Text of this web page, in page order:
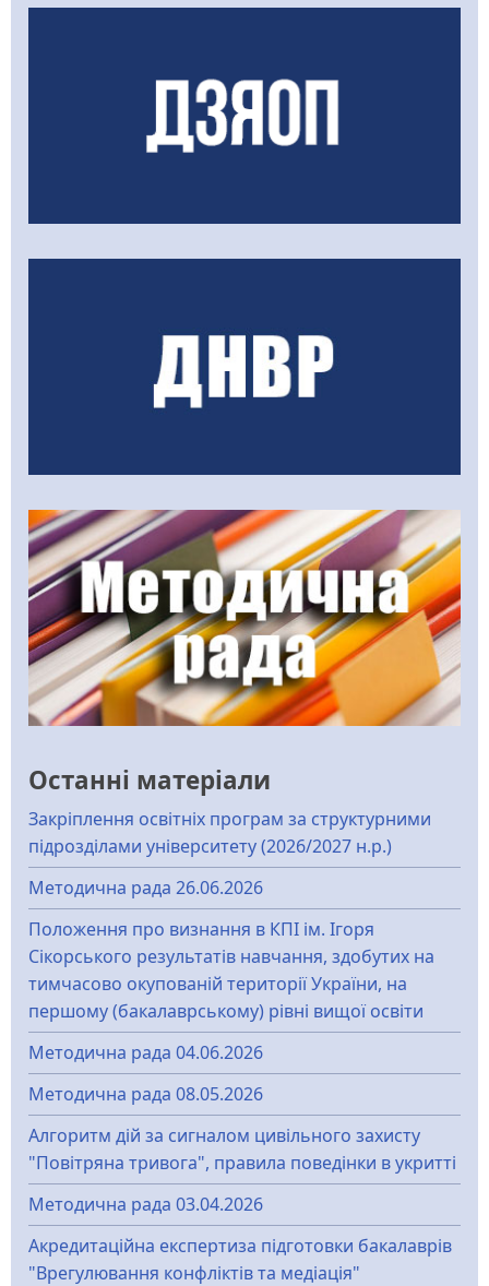
Останні матеріали
Закріплення освітніх програм за структурними
підрозділами університету (2026/2027 н.р.)
Методична рада 26.06.2026
Положення про визнання в КПІ ім. Ігоря
Сікорського результатів навчання, здобутих на
тимчасово окупованій території України, на
першому (бакалаврському) рівні вищої освіти
Методична рада 04.06.2026
Методична рада 08.05.2026
Алгоритм дій за сигналом цивільного захисту
"Повітряна тривога", правила поведінки в укритті
Методична рада 03.04.2026
Акредитаційна експертиза підготовки бакалаврів
"Врегулювання конфліктів та медіація"